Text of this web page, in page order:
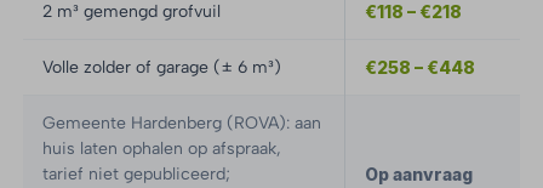
2 m³ gemengd grofvuil €118 – €218
Volle zolder of garage (± 6 m³) €258 – €448
Gemeente Hardenberg (ROVA): aan
huis laten ophalen op afspraak,
tarief niet gepubliceerd;
Op aanvraag